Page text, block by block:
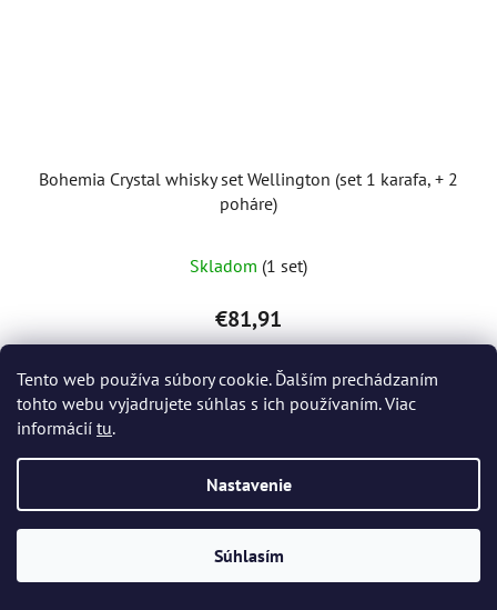
Tento web používa súbory cookie. Ďalším prechádzaním
tohto webu vyjadrujete súhlas s ich používaním. Viac
informácií tu.
Nastavenie
Súhlasím
Bohemia Crystal whisky set Wellington (set 1 karafa, + 2
poháre)
Skladom (1 set)
€81,91
DO KOŠÍKA